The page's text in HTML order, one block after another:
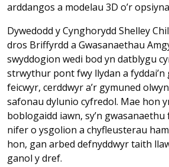
arddangos a modelau 3D o’r
Dywedodd y Cynghorydd Shelley
dros Briffyrdd a Gwasanaethau
swyddogion wedi bod yn datblygu
strwythur pont fwy llydan a fyddai’n
feicwyr, cerddwyr a’r gymuned
safonau dylunio cyfredol. Mae hon
boblogaidd iawn, sy’n
nifer o ysgolion a chyfleusterau
hon, gan arbed defnyddwyr taith
ganol y dref.